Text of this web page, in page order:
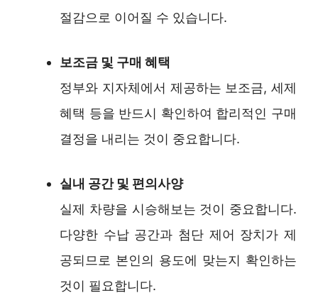
절감으로 이어질 수 있습니다.
보조금 및 구매 혜택
정부와 지자체에서 제공하는 보조금, 세제
혜택 등을 반드시 확인하여 합리적인 구매
결정을 내리는 것이 중요합니다.
실내 공간 및 편의사양
실제 차량을 시승해보는 것이 중요합니다.
다양한 수납 공간과 첨단 제어 장치가 제
공되므로 본인의 용도에 맞는지 확인하는
것이 필요합니다.